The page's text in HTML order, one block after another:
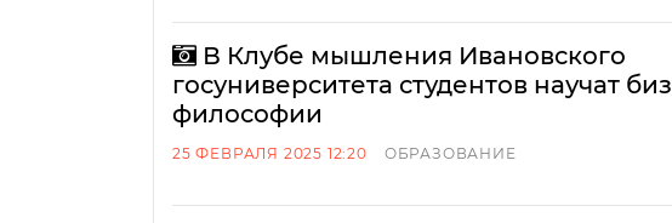
В Клубе мышления Ивановского
госуниверситета студентов научат
философии
25 ФЕВРАЛЯ 2025 12:20 ОБРАЗОВАНИЕ